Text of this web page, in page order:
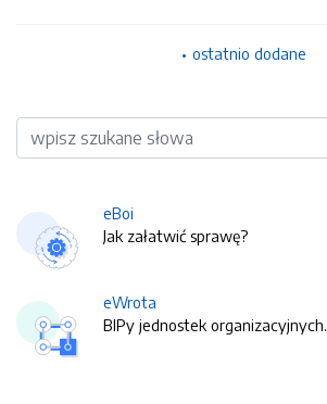
ostatnio dodane
Wyszukiwarka
eBoi
Jak załatwić sprawę?
eWrota
BIPy jednostek organizacyjnych.